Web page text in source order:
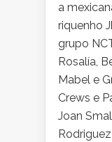
a
riquenho
grupo
Rosalía,
Mabel e
Crews e
Joan